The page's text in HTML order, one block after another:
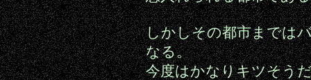
しかしその都市までは
なる。
今度はかなりキツそう